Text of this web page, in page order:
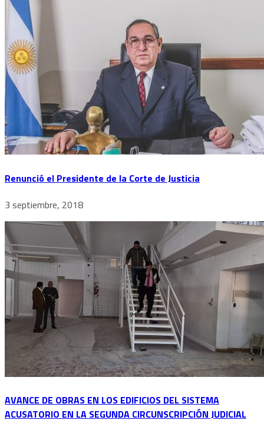
Renunció el Presidente de la Corte de Justicia
3 septiembre, 2018
AVANCE DE OBRAS EN LOS EDIFICIOS DEL SISTEMA
ACUSATORIO EN LA SEGUNDA CIRCUNSCRIPCIÓN JUDICIAL